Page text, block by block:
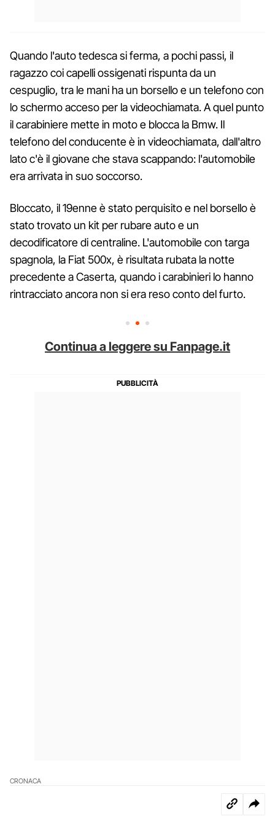
Quando l'auto tedesca si ferma, a pochi passi, il
ragazzo coi capelli ossigenati rispunta da un
cespuglio, tra le mani ha un borsello e un telefono con
lo schermo acceso per la videochiamata. A quel punto
il carabiniere mette in moto e blocca la Bmw. Il
telefono del conducente è in videochiamata, dall'altro
lato c'è il giovane che stava scappando: l'automobile
era arrivata in suo soccorso.
Bloccato, il 19enne è stato perquisito e nel borsello è
stato trovato un kit per rubare auto e un
decodificatore di centraline. L'automobile con targa
spagnola, la Fiat 500x, è risultata rubata la notte
precedente a Caserta, quando i carabinieri lo hanno
rintracciato ancora non si era reso conto del furto.
Continua a leggere su Fanpage.it
CRONACA